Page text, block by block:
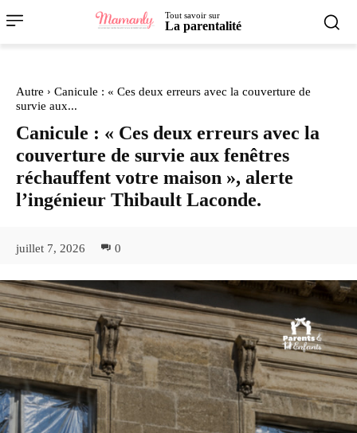
Tout savoir sur
La parentalité
Autre
Canicule : « Ces deux erreurs avec la couverture de
survie aux...
Canicule : « Ces deux erreurs avec la
couverture de survie aux fenêtres
réchauffent votre maison », alerte
l’ingénieur Thibault Laconde.
juillet 7, 2026 0